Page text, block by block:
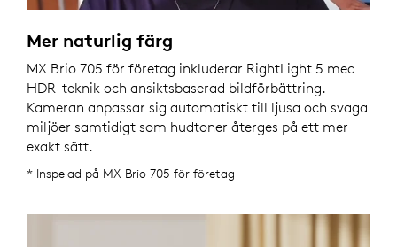
Mer naturlig färg
MX Brio 705 för företag inkluderar RightLight 5 med
HDR-teknik och ansiktsbaserad bildförbättring.
Kameran anpassar sig automatiskt till ljusa och svaga
miljöer samtidigt som hudtoner återges på ett mer
exakt sätt.
* Inspelad på MX Brio 705 för företag